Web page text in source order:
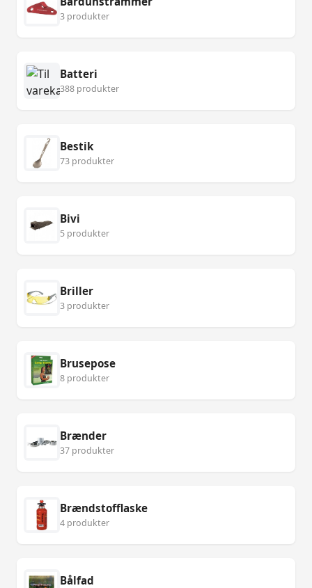
3 produkter
Batteri
388 produkter
Bestik
73 produkter
Bivi
5 produkter
Briller
3 produkter
Brusepose
8 produkter
Brænder
37 produkter
Brændstofflaske
4 produkter
Bålfad